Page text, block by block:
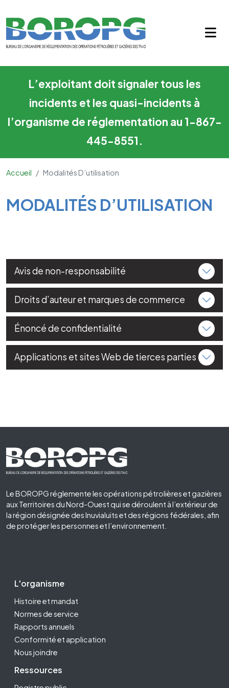
L’exploitant doit signaler tous les
incidents et les quasi-incidents à
l’organisme de réglementation au 1-867-
445-8551.
Accueil Modalités D’utilisation
Main Content
MODALITÉS D’UTILISATION
Avis de non-responsabilité
Droits d’auteur et marques de commerce
Énoncé de confidentialité
Applications et sites Web de tierces parties
Footer First
Le BOROPG réglemente les opérations pétrolières et gazières
aux Territoires du Nord-Ouest qui se déroulent à l’extérieur de
la région désignée des Inuvialuits et des régions fédérales, afin
de protéger les personnes et l’environnement.
Footer Second
L'organisme
Histoire et mandat
Normes de service
Rapports annuels
Conformité et application
Nous joindre
Ressources